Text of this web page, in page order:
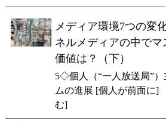
メディア環境7つの変
ネルメディアの中で
価値は？（下）
5◇個人（“一人放送局”
ムの進展 [個人が前面
む]